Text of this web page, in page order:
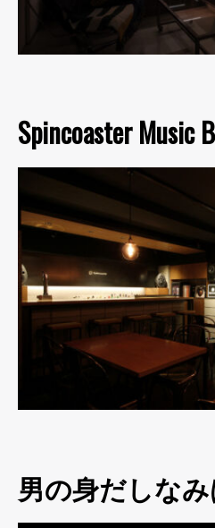
Spincoaster Music
男の身だしなみ